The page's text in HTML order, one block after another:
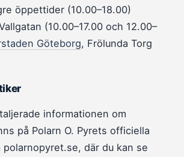
öppettider (10.00–18.00)
(10.00–17.00 och 12.00–
Göteborg, Frölunda Torg
informationen om
på Polarn O. Pyrets officiella
polarnopyret.se, där du kan se